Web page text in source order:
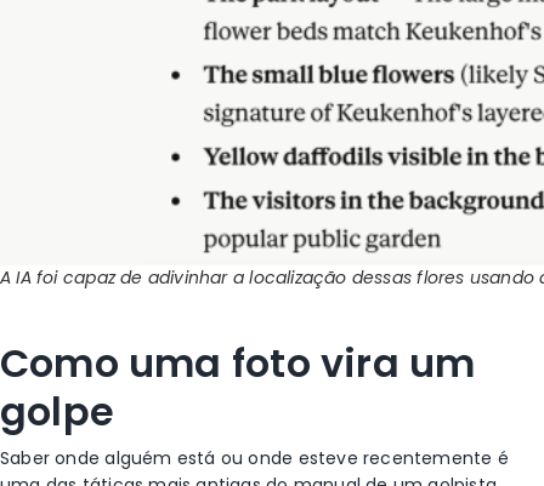
A IA foi capaz de adivinhar a localização dessas flores
Como uma foto vira um
golpe
Saber onde alguém está ou onde esteve recentemente é